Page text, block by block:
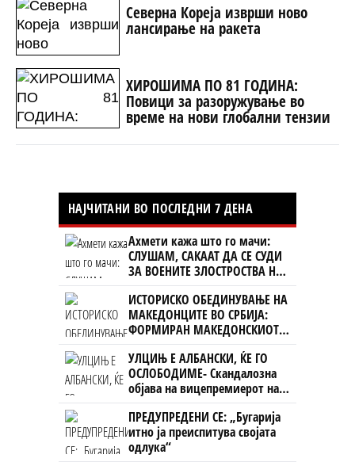
Северна Кореја изврши ново
лансирање на ракета
ХИРОШИМА ПО 81 ГОДИНА:
Повици за разоружување во
време на нови глобални тензии
НАЈЧИТАНИ ВО ПОСЛЕДНИ 7 ДЕНА
Ахмети кажа што го мачи:
СЛУШАМ, САКААТ ДА СЕ СУДИ
ЗА ВОЕНИТЕ ЗЛОСТРОСТВА НА
УЧК...
ИСТОРИСКО ОБЕДИНУВАЊЕ НА
МАКЕДОНЦИТЕ ВО СРБИЈА:
ФОРМИРАН МАКЕДОНСКИОТ
НАЦИОНАЛЕН СОЈУЗ
УЛЦИЊ Е АЛБАНСКИ, ЌЕ ГО
ОСЛОБОДИМЕ- Скандалозна
објава на вицепремиерот на
Црна Гора
ПРЕДУПРЕДЕНИ СЕ: „Бугарија
итно ја преиспитува својата
одлука“